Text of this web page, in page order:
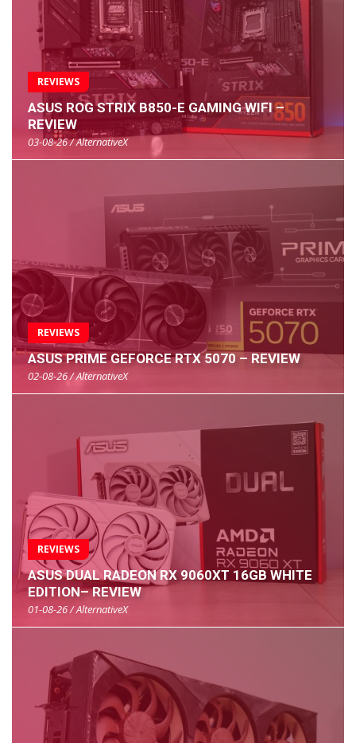
REVIEWS
ASUS ROG STRIX B850-E GAMING WIFI –
REVIEW
03-08-26 / AlternativeX
REVIEWS
ASUS PRIME GEFORCE RTX 5070 – REVIEW
02-08-26 / AlternativeX
REVIEWS
ASUS DUAL RADEON RX 9060XT 16GB WHITE
EDITION– REVIEW
01-08-26 / AlternativeX